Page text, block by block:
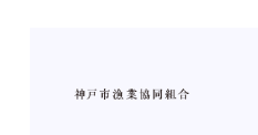
Product こだわり商品